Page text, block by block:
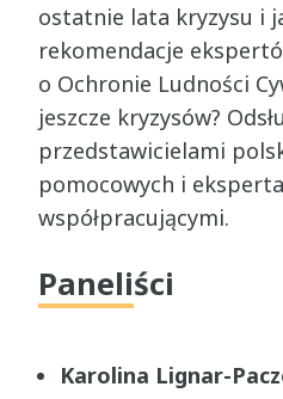
ostatnie lata kryzysu i
rekomendacje
o Ochronie Ludności
jeszcze kryzysów?
przedstawicielami
pomocowych i
współpracującymi.
Paneliści
Karolina Lignar-